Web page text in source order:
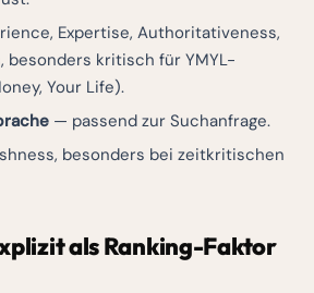
Expertise, Authoritativeness,
besonders kritisch für YMYL-
Your Life).
— passend zur Suchanfrage.
besonders bei zeitkritischen
als Ranking-Faktor